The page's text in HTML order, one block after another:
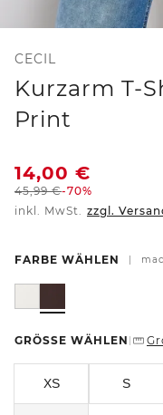
CECIL
Kurzarm T-
Print
14,00 €
45,99€-70%
inkl. MwSt. zzgl.
FARBE WÄHLEN
GRÖSSE WÄHLEN
XS S